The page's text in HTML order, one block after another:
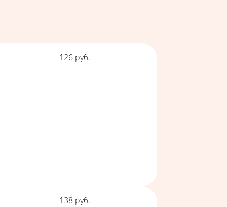
Цена
126 руб.
Цена
138 руб.